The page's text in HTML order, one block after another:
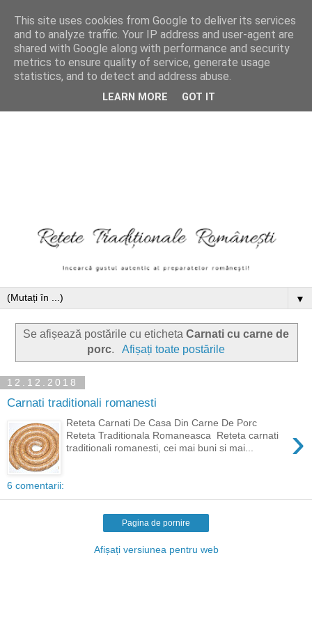
▼
Se afișează postările cu eticheta Carnati cu carne de
porc. Afișați toate postările
12.12.2018
Carnati traditionali romanesti
›
Reteta Carnati De Casa Din Carne De Porc
Reteta Traditionala Romaneasca Reteta carnati
traditionali romanesti, cei mai buni si mai...
6 comentarii:
Pagina de pornire
Afișați versiunea pentru web
This site uses cookies from Google to deliver its services
and to analyze traffic. Your IP address and user-agent are
shared with Google along with performance and security
metrics to ensure quality of service, generate usage
statistics, and to detect and address abuse.
LEARN MORE GOT IT